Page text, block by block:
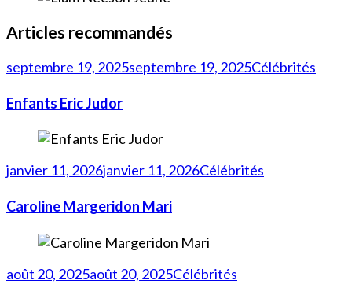
Articles recommandés
septembre 19, 2025septembre 19, 2025Célébrités
Enfants Eric Judor
janvier 11, 2026janvier 11, 2026Célébrités
Caroline Margeridon Mari
août 20, 2025août 20, 2025Célébrités